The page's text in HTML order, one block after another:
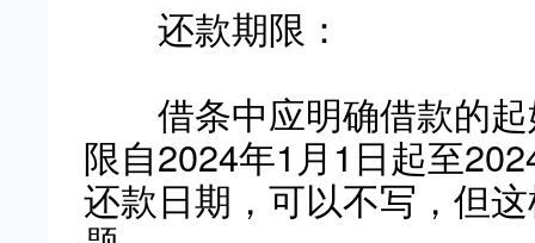
还款期限：
借条中应明确借款的起
限自2024年1月1日起至
还款日期，可以不写，但